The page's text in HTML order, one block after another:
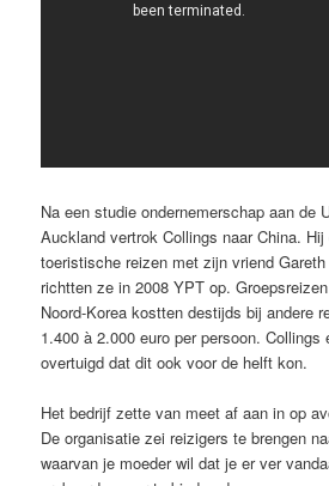
Na een studie ondernemerschap aan de
Auckland vertrok Collings naar China.
toeristische reizen met zijn vriend
richtten ze in 2008 YPT op.
Noord-Korea kostten destijds bij andere
1.400 à 2.000 euro per persoon. Collings
overtuigd dat dit ook voor de helft kon.
Het bedrijf zette van meet af aan in op
De organisatie zei reizigers te brengen
waarvan je moeder wil dat je er ver